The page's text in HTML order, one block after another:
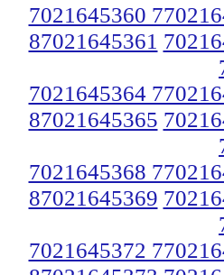
7021645360
87021645361
7021645364
87021645365
7021645368
87021645369
7021645372